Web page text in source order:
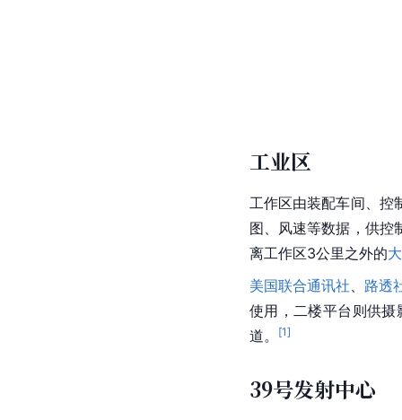
工业区
工作区由装配车间、控
图、风速等数据，供控
离工作区3公里之外的
美国联合通讯社
路透
使用，二楼平台则供
道。
[1]
39号发射中心